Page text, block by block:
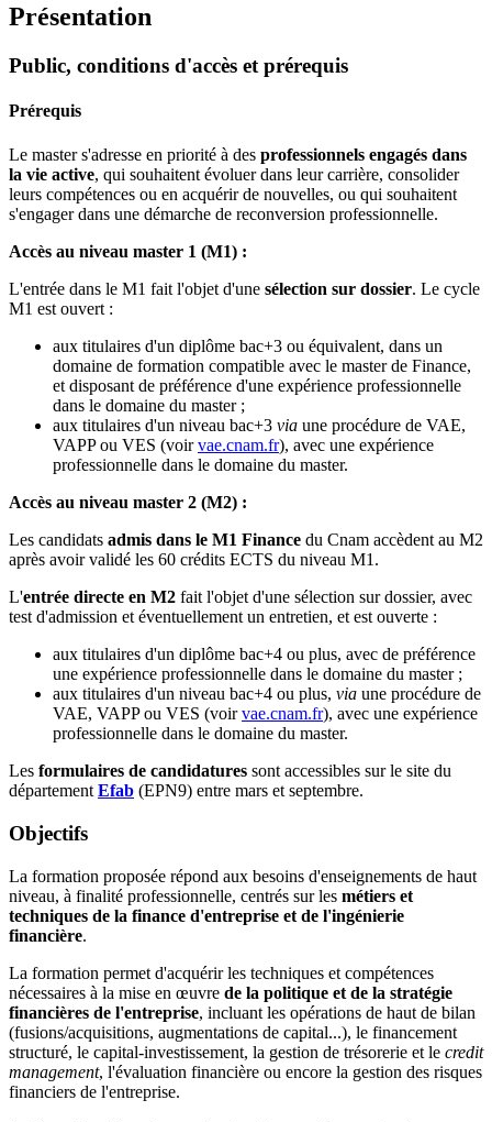
Présentation
Public, conditions d'accès et prérequis
Prérequis
Le master s'adresse en priorité à des professionnels engagés dans
la vie active, qui souhaitent évoluer dans leur carrière, consolider
leurs compétences ou en acquérir de nouvelles, ou qui souhaitent
s'engager dans une démarche de reconversion professionnelle.
Accès au niveau master 1 (M1) :
L'entrée dans le M1 fait l'objet d'une sélection sur dossier. Le cycle
M1 est ouvert :
aux titulaires d'un diplôme bac+3 ou équivalent, dans un
domaine de formation compatible avec le master de Finance,
et disposant de préférence d'une expérience professionnelle
dans le domaine du master ;
aux titulaires d'un niveau bac+3 via une procédure de VAE,
VAPP ou VES (voirvae.cnam.fr), avec une expérience
professionnelle dans le domaine du master.
Accès au niveau master 2 (M2) :
Les candidats admis dans le M1 Finance du Cnam accèdent au M2
après avoir validé les 60 crédits ECTS du niveau M1.
L'entrée directe en M2 fait l'objet d'une sélection sur dossier, avec
test d'admission et éventuellement un entretien, et est ouverte :
aux titulaires d'un diplôme bac+4 ou plus, avec de préférence
une expérience professionnelle dans le domaine du master ;
aux titulaires d'un niveau bac+4 ou plus, via une procédure de
VAE, VAPP ou VES (voirvae.cnam.fr), avec une expérience
professionnelle dans le domaine du master.
Les formulaires de candidatures sont accessibles sur le site du
département Efab (EPN9) entre mars et septembre.
Objectifs
La formation proposée répond aux besoins d'enseignements de haut
niveau, à finalité professionnelle, centrés sur les métiers et
techniques de la finance d'entreprise et de l'ingénierie
financière.
La formation permet d'acquérir les techniques et compétences
nécessaires à la mise en œuvre de la politique et de la stratégie
financières de l'entreprise, incluant les opérations de haut de bilan
(fusions/acquisitions, augmentations de capital...), le financement
structuré, le capital-investissement, la gestion de trésorerie et le credit
management, l'évaluation financière ou encore la gestion des risques
financiers de l'entreprise.